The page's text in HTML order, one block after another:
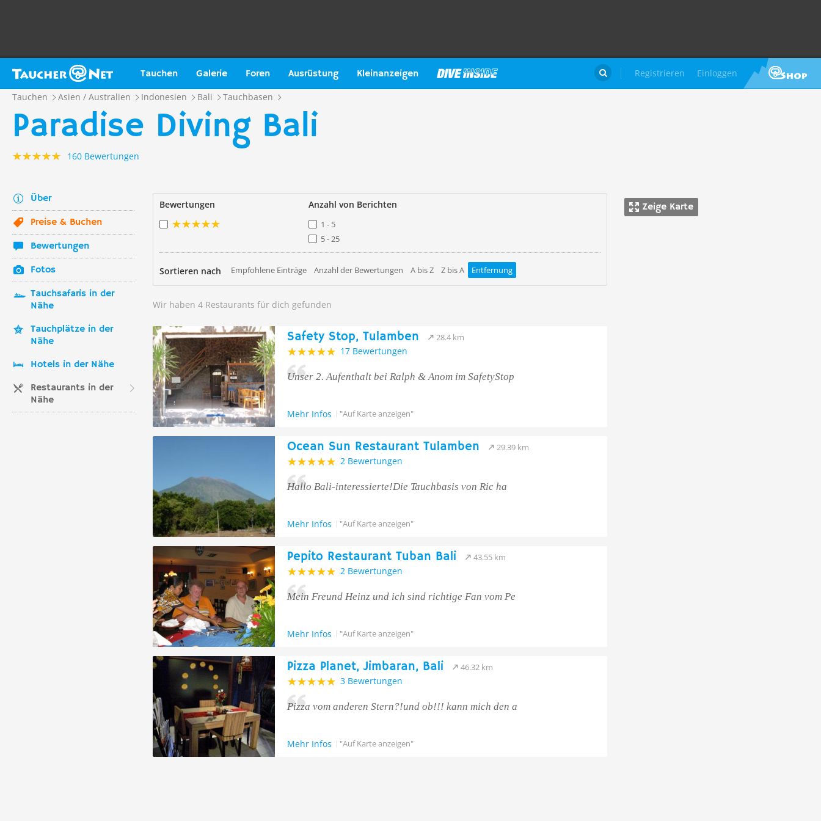
Tauchen Galerie Foren Ausrüstung Kleinanzeigen Registrieren Einloggen

Tauchen Asien / Australien Indonesien Bali Tauchbasen
Paradise Diving Bali
160 Bewertungen
Über
Preise & Buchen
Bewertungen
Fotos
Tauchsafaris in der
Nähe
Tauchplätze in der
Nähe
Hotels in der Nähe
Restaurants in der
Nähe
Zeige Karte
Bewertungen Anzahl von Berichten
1 - 5
5 - 25
Sortieren nach Empfohlene Einträge Anzahl der Bewertungen A bis Z Z bis A Entfernung
Wir haben 4 Restaurants für dich gefunden
Safety Stop, Tulamben 28.4 km
17 Bewertungen
Unser 2. Aufenthalt bei Ralph & Anom im SafetyStop
Mehr Infos "Auf Karte anzeigen"
Ocean Sun Restaurant Tulamben 29.39 km
2 Bewertungen
Hallo Bali-interessierte!Die Tauchbasis von Ric ha
Mehr Infos "Auf Karte anzeigen"
Pepito Restaurant Tuban Bali 43.55 km
2 Bewertungen
Mein Freund Heinz und ich sind richtige Fan vom Pe
Mehr Infos "Auf Karte anzeigen"
Pizza Planet, Jimbaran, Bali 46.32 km
3 Bewertungen
Pizza vom anderen Stern?!und ob!!! kann mich den a
Mehr Infos "Auf Karte anzeigen"